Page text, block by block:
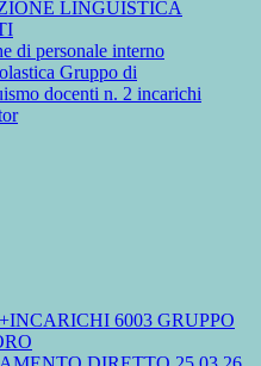
LINGUISTICA
di personale interno
Gruppo di
docenti n. 2 incarichi
6003 GRUPPO